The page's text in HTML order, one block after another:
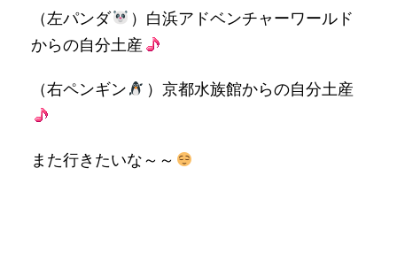
（左パンダ
）白浜アドベンチャーワールド
からの自分土産
（右ペンギン ）京都水族館からの自分土産
また行きたいな～～